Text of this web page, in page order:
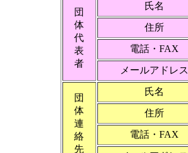
団
体
代
表
者
氏名
住所
電話・FAX
メールアドレス
団
体
連
絡
先
氏名
住所
電話・FAX